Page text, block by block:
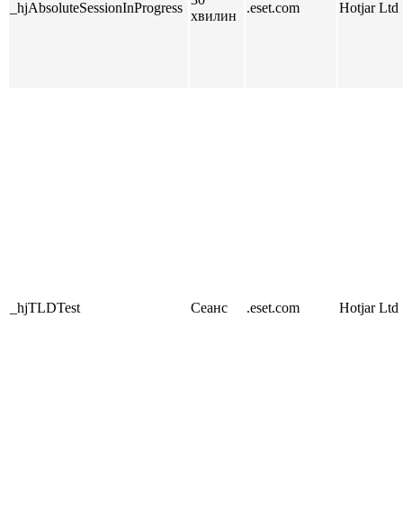
_hjAbsoluteSessionInProgress
хвилин
.eset.com Hotjar Ltd
_hjTLDTest Сеанс .eset.com Hotjar Ltd